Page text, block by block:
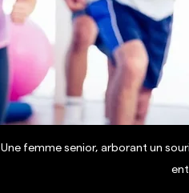
Une femme senior, arborant un